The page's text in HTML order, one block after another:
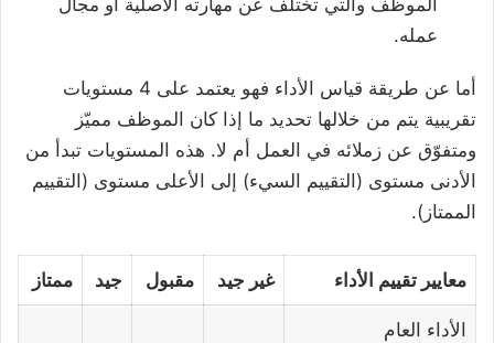
الموظف والتي تختلف عن مهارته الأصلية أو مجال
عمله.
أما عن طريقة قياس الأداء فهو يعتمد على 4 مستويات
تقريبية يتم من خلالها تحديد ما إذا كان الموظف مميّز
ومتفوّق عن زملائه في العمل أم لا. هذه المستويات تبدأ من
الأدنى مستوى (التقييم السيء) إلى الأعلى مستوى (التقييم
الممتاز).
معايير تقييم الأداء غير جيد مقبول جيد ممتاز
الأداء العام